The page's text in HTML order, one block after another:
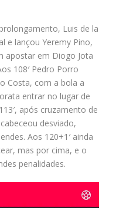
Luis de la
e lançou Yeremy Pino,
apostar em Diogo Jota
108′ Pedro Porro
Costa, com a bola a
entrar no lugar de
após cruzamento de
desviado,
Aos 120+1′ ainda
mas por cima, e o
penalidades.